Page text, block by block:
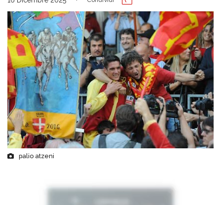
palio atzeni